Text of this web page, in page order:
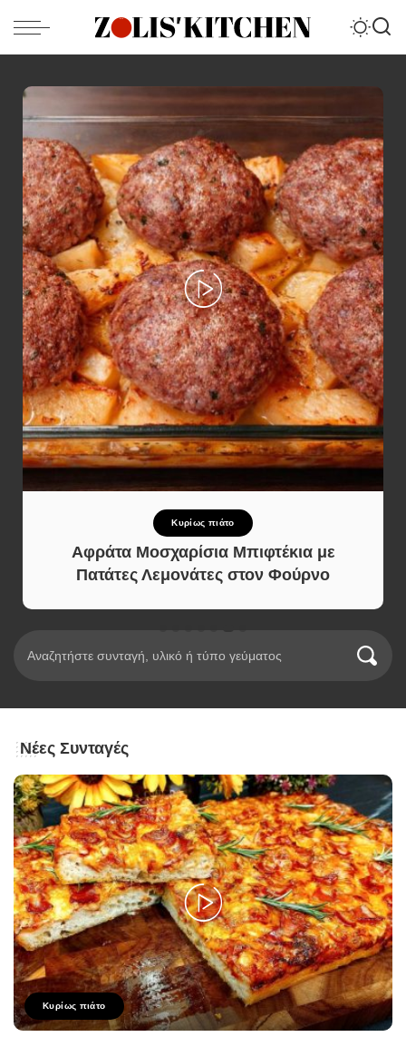
Κυρίως πιάτο
Αφράτα Μοσχαρίσια Μπιφτέκια με
Πατάτες Λεμονάτες στον Φούρνο
Νέες Συνταγές
Κυρίως πιάτο